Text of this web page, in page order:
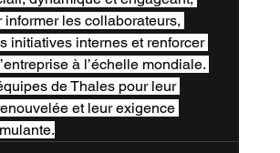
informer les collaborateurs,
initiatives internes et renforcer
à l’échelle mondiale.
de Thales pour leur
et leur exigence